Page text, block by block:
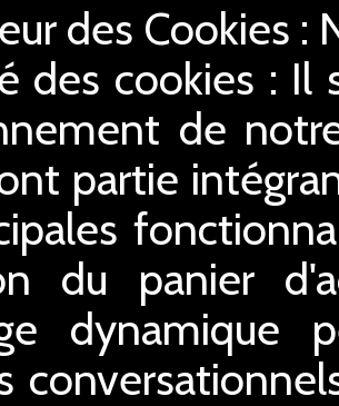
des Cookies :
des cookies : Il
de
partie
du panier
dynamique